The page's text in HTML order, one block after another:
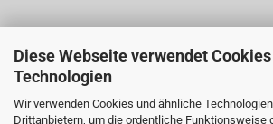
Diese Webseite verwendet
Technologien
Wir verwenden Cookies und ähnliche
Drittanbietern, um die ordentliche Funktionsweise